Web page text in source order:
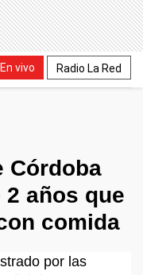
En vivo Radio La Red
Córdoba
años que
comida
por las